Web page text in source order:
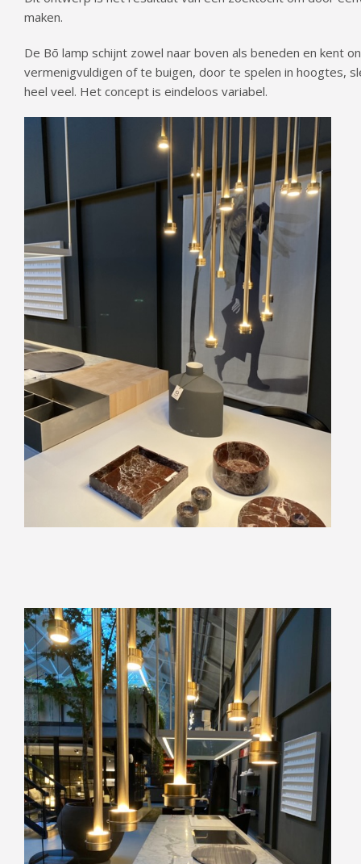
maken.
De Bō lamp schijnt zowel naar boven als beneden en kent
vermenigvuldigen of te buigen, door te spelen in hoogtes,
heel veel. Het concept is eindeloos variabel.